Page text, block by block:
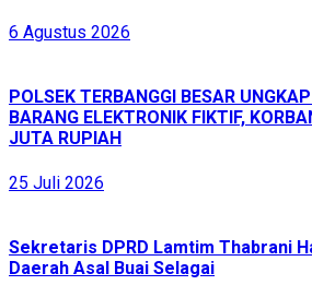
6 Agustus 2026
POLSEK TERBANGGI BESAR
BARANG ELEKTRONIK FIKTIF,
JUTA RUPIAH
25 Juli 2026
Sekretaris DPRD Lamtim Thabrani
Daerah Asal Buai Selagai